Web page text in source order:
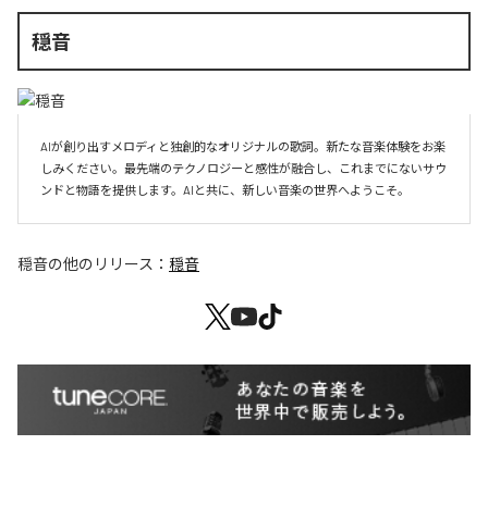
穏音
AIが創り出すメロディと独創的なオリジナルの歌詞。新たな音楽体験をお楽
しみください。最先端のテクノロジーと感性が融合し、これまでにないサウ
ンドと物語を提供します。AIと共に、新しい音楽の世界へようこそ。
穏音の他のリリース： 穏音